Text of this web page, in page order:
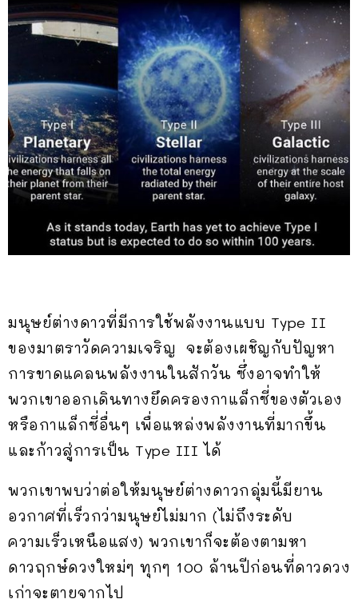
มนุษย์ต่างดาวที่มีการใช้พลังงานแบบ Type II
ของมาตราวัดความเจริญ จะต้องเผชิญกับปัญหา
การขาดแคลนพลังงานในสักวัน ซึ่งอาจทำให้
พวกเขาออกเดินทางยึดครองกาแล็กซี่ของตัวเอง
หรือกาแล็กซี่อื่นๆ เพื่อแหล่งพลังงานที่มากขึ้น
และก้าวสู่การเป็น Type III ได้
พวกเขาพบว่าต่อให้มนุษย์ต่างดาวกลุ่มนี้มียาน
อวกาศที่เร็วกว่ามนุษย์ไม่มาก (ไม่ถึงระดับ
ความเร็วเหนือแสง) พวกเขาก็จะต้องตามหา
ดาวฤกษ์ดวงใหม่ๆ ทุกๆ 100 ล้านปีก่อนที่ดาวดวง
เก่าจะตายจากไป